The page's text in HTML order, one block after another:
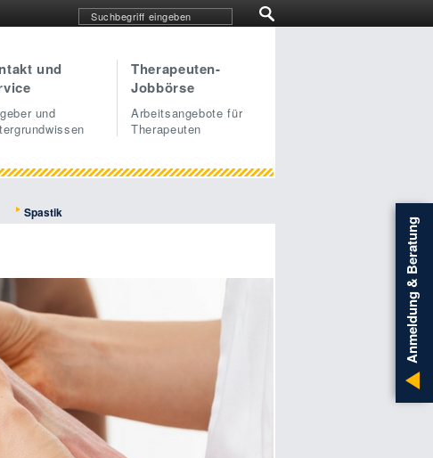
und
und
Therapeuten-
Jobbörse
Arbeitsangebote für
Therapeuten
Spastik
Anmeldung & Beratung